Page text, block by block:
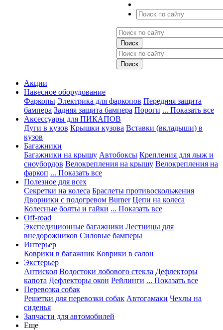
Акции
Навесное оборудование
Фаркопы Электрика для фаркопов Передняя защита
бампера Задняя защита бампера Пороги ... Показать все
Аксессуары для ПИКАПОВ
Дуги в кузов Крышки кузова Вставки (вкладыши) в
кузов
Багажники
Багажники на крышу Автобоксы Крепления для лыж и
сноубордов Велокрепления на крышу Велокрепления на
фаркоп ... Показать все
Полезное для всех
Секретки на колеса Браслеты противоскольжения
Дворники с подогревом Burner Цепи на колеса
Колесные болты и гайки ... Показать все
Off-road
Экспедиционные багажники Лестницы для
внедорожников Силовые бамперы
Интерьер
Коврики в багажник Коврики в салон
Экстерьер
Антискол Водостоки лобового стекла Дефлекторы
капота Дефлекторы окон Рейлинги ... Показать все
Перевозка собак
Решетки для перевозки собак Автогамаки Чехлы на
сиденья
Запчасти для автомобилей
Еще